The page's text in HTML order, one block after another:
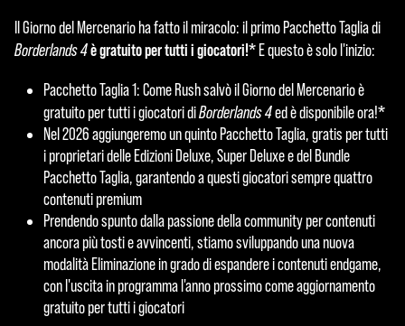
A
c
e
p
t
&
P
l
Il Giorno del Mercenario ha fatto il miracolo: il primo Pacchetto Taglia di
Borderlands 4è gratuito per tutti i giocatori!* E questo è solo l'inizio:
Pacchetto Taglia 1: Come Rush salvò il Giorno del Mercenario è
gratuito per tutti i giocatori diBorderlands 4ed è disponibile ora!*
Nel 2026 aggiungeremo un quinto Pacchetto Taglia, gratis per tutti
i proprietari delle Edizioni Deluxe, Super Deluxe e del Bundle
Pacchetto Taglia, garantendo a questi giocatori sempre quattro
contenuti premium
Prendendo spunto dalla passione della community per contenuti
ancora più tosti e avvincenti, stiamo sviluppando una nuova
modalità Eliminazione in grado di espandere i contenuti endgame,
con l'uscita in programma l'anno prossimo come aggiornamento
gratuito per tutti i giocatori